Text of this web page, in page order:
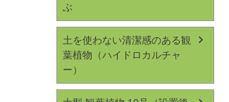
ぶ
土を使わない清潔感のある観
葉植物（ハイドロカルチャ
ー）